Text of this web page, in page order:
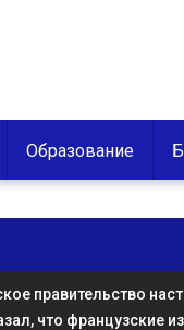
Образование
правительство
что французские